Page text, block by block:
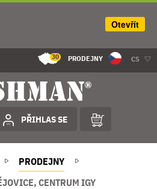
30 PRODEJNY CS
PŘIHLAS SE
PRODEJNY
CENTRUM IGY
Otevřít